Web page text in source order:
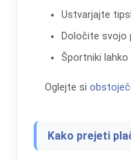
Ustvarjajte
Določite svojo
Športniki
Oglejte si
Kako prejeti